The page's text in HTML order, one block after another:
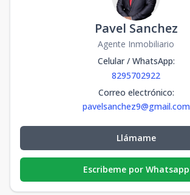
Pavel Sanchez
Agente Inmobiliario
Celular / WhatsApp:
8295702922
Correo electrónico:
pavelsanchez9@gmail.com
Llámame
Escribeme por Whatsapp